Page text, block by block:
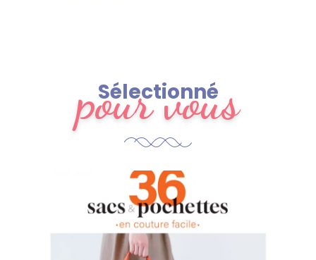
Sélectionné
pour vous